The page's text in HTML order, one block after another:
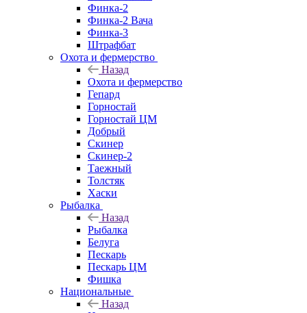
Финка-2
Финка-2 Вача
Финка-3
Штрафбат
Охота и фермерство
Назад
Охота и фермерство
Гепард
Горностай
Горностай ЦМ
Добрый
Скинер
Скинер-2
Таежный
Толстяк
Хаски
Рыбалка
Назад
Рыбалка
Белуга
Пескарь
Пескарь ЦМ
Фишка
Национальные
Назад